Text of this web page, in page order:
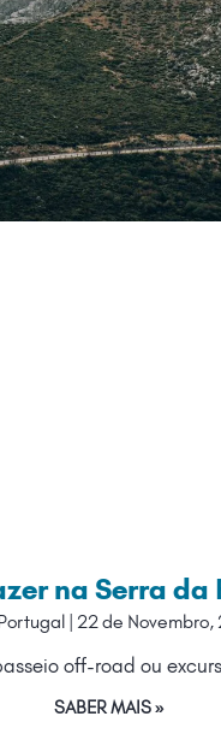
na Serra da
22 de Novembro,
off-road ou
SABER MAIS »